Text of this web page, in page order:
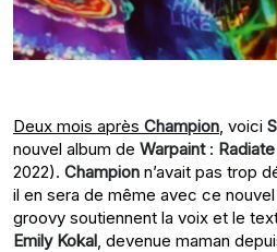
Deux mois après Champion , voici
nouvel album de Warpaint:
2022). Champion n’avait pas trop
il en sera de même avec ce
groovy soutiennent la voix et le
Emily Kokal , devenue maman